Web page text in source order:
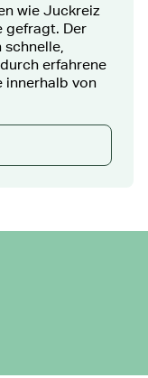
wie Juckreiz
gefragt. Der
schnelle,
erfahrene
innerhalb von